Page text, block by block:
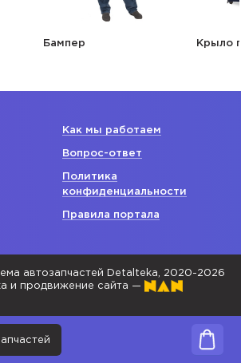
Бампер Крыло
Как мы работаем
Вопрос-ответ
Политика
конфиденциальности
Правила портала
автозапчастей Detalteka, 2020-2026
и продвижение сайта —